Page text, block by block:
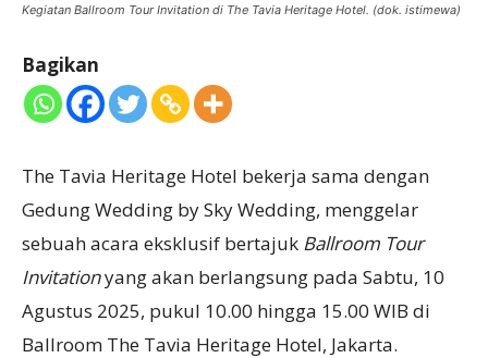
Kegiatan Ballroom Tour Invitation di The Tavia Heritage Hotel. (dok. istimewa)
Bagikan
The Tavia Heritage Hotel bekerja sama dengan
Gedung Wedding by Sky Wedding, menggelar
sebuah acara eksklusif bertajuk Ballroom Tour
Invitationyang akan berlangsung pada Sabtu, 10
Agustus 2025, pukul 10.00 hingga 15.00 WIB di
Ballroom The Tavia Heritage Hotel, Jakarta.